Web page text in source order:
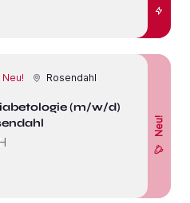
Neu! Rosendahl
(m/w/d) –
Neu!